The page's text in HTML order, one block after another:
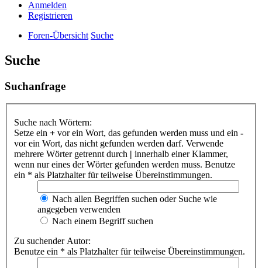
Anmelden
Registrieren
Foren-Übersicht Suche
Suche
Suchanfrage
Suche nach Wörtern:
Setze ein + vor ein Wort, das gefunden werden muss und ein -
vor ein Wort, das nicht gefunden werden darf. Verwende
mehrere Wörter getrennt durch | innerhalb einer Klammer,
wenn nur eines der Wörter gefunden werden muss. Benutze
ein * als Platzhalter für teilweise Übereinstimmungen.
Nach allen Begriffen suchen oder Suche wie
angegeben verwenden
Nach einem Begriff suchen
Zu suchender Autor:
Benutze ein * als Platzhalter für teilweise Übereinstimmungen.